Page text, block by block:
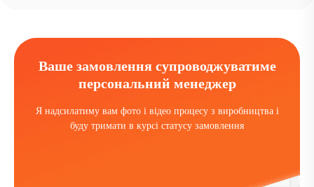
Ваше замовлення супроводжуватиме
персональний менеджер
Я надсилатиму вам фото і відео процесу з виробництва і
буду тримати в курсі статусу замовлення